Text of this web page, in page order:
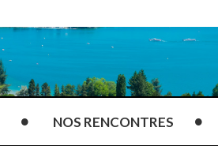
NOS RENCONTRES